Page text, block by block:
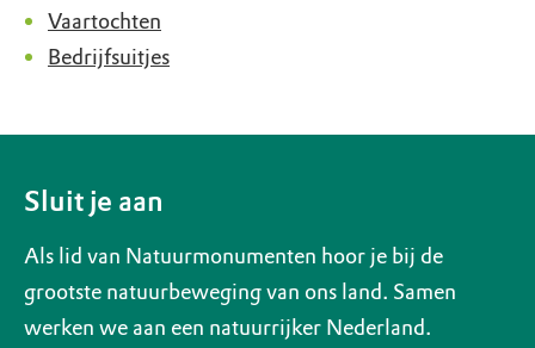
Vaartochten
Bedrijfsuitjes
Sluit je aan
Als lid van Natuurmonumenten hoor je bij de
grootste natuurbeweging van ons land. Samen
werken we aan een natuurrijker Nederland.